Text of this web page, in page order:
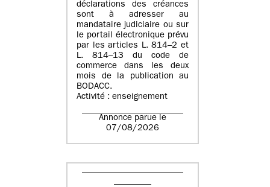
déclarations des créances
sont à adresser au
mandataire judiciaire ou sur
le portail électronique prévu
par les articles L. 814–2 et
L. 814–13 du code de
commerce dans les deux
mois de la publication au
BODACC.
Activité : enseignement
Annonce parue le
07/08/2026